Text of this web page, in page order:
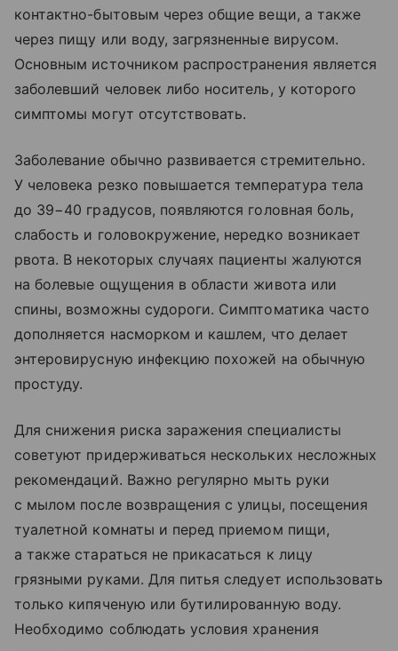
контактно-бытовым через общие вещи, а также
через пищу или воду, загрязненные вирусом.
Основным источником распространения является
заболевший человек либо носитель, у которого
симптомы могут отсутствовать.
Заболевание обычно развивается стремительно.
У человека резко повышается температура тела
до 39−40 градусов, появляются головная боль,
слабость и головокружение, нередко возникает
рвота. В некоторых случаях пациенты жалуются
на болевые ощущения в области живота или
спины, возможны судороги. Симптоматика часто
дополняется насморком и кашлем, что делает
энтеровирусную инфекцию похожей на обычную
простуду.
Для снижения риска заражения специалисты
советуют придерживаться нескольких несложных
рекомендаций. Важно регулярно мыть руки
с мылом после возвращения с улицы, посещения
туалетной комнаты и перед приемом пищи,
а также стараться не прикасаться к лицу
грязными руками. Для питья следует использовать
только кипяченую или бутилированную воду.
Необходимо соблюдать условия хранения